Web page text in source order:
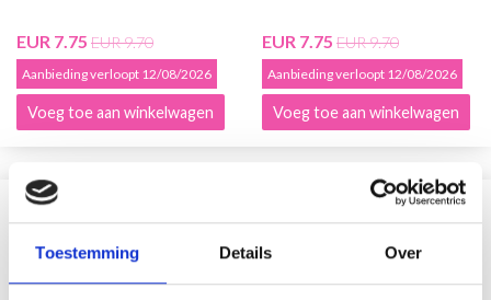
Toestemming Details Over
EUR 7.75 EUR 9.70
Aanbieding verloopt 12/08/2026
Voeg toe aan winkelwagen
EUR 7.75 EUR 9.70
Aanbieding verloopt 12/08/2026
Voeg toe aan winkelwagen